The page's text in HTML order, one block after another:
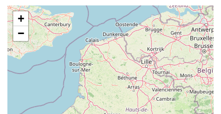
+
−